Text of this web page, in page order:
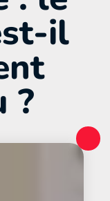
il
?